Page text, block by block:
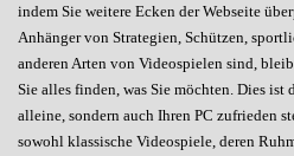
indem Sie weitere Ecken der Webseite
Anhänger von Strategien, Schützen,
anderen Arten von Videospielen sind,
Sie alles finden, was Sie möchten. Dies ist
alleine, sondern auch Ihren PC zufrieden
sowohl klassische Videospiele, deren